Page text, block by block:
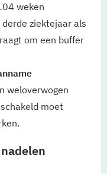
weken
ziektejaar als
om een buffer
weloverwogen
moet